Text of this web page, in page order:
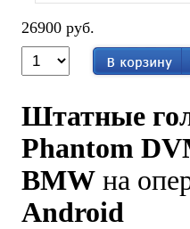
26900 руб.
Штатные
Phantom
BMW на
Android